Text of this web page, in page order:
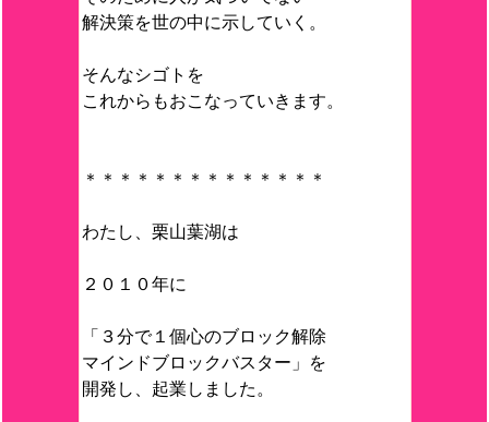
解決策を世の中に示していく。
そんなシゴトを
これからもおこなっていきます。
＊＊＊＊＊＊＊＊＊＊＊＊＊＊
わたし、栗山葉湖は
２０１０年に
「３分で１個心のブロック解除
マインドブロックバスター」を
開発し、起業しました。